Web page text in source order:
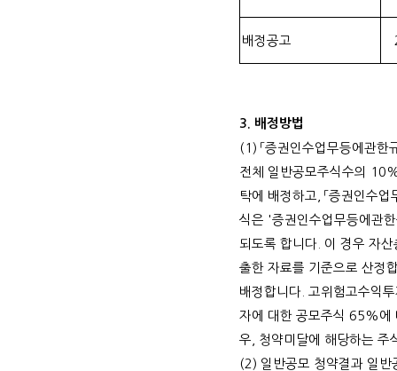
배정공고
3. 배정방법
(1) 「증권인수업무등에관한
전체 일반공모주식수의
탁에 배정하고 「증권인수업
식은 '증권인수업무등에관
되도록 합니다 이 경우 자
출한 자료를 기준으로 산정
배정합니다 고위험고수익
자에 대한 공모주식 65% 에
우
청약미달에 해당하는 주
(2) 일반공모 청약결과 일